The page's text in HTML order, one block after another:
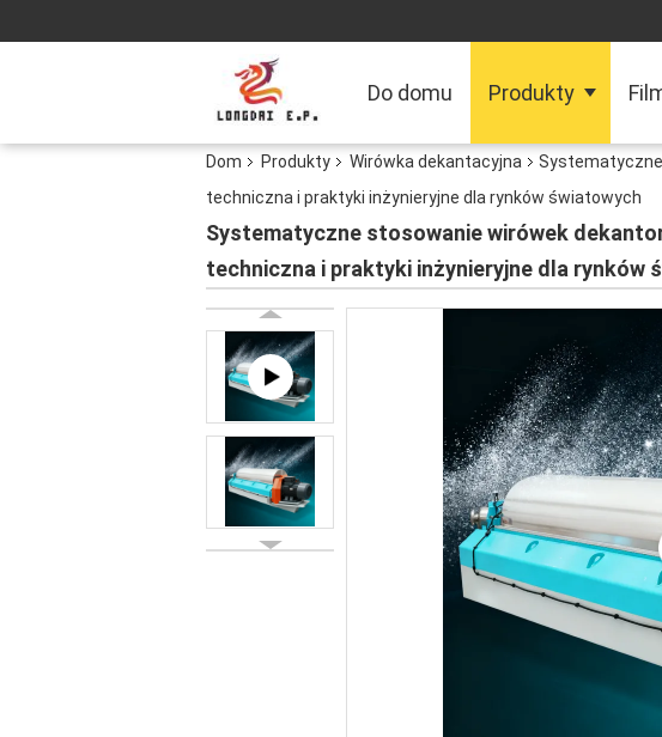
Do domu Produkty
Dom Produkty Wirówka dekantacyjna
techniczna i praktyki inżynieryjne dla rynków światowych
Systematyczne stosowanie wirówek
techniczna i praktyki inżynieryjne dla rynków